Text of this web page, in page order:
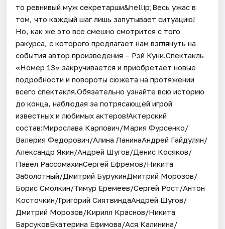
то ревнивый муж секретарши&hellip;Весь ужас в
том, что каждый шаг лишь запутывает ситуацию!
Но, как же это все смешно смотрится с того
ракурса, с которого предлагает нам взглянуть на
события автор произведения – Рэй Куни.Спектакль
«Номер 13» закручивается и приобретает новые
подробности и повороты сюжета на протяжении
всего спектакля.Обязательно узнайте всю историю
до конца, наблюдая за потрясающей игрой
известных и любимых актеров!Актерский
состав:Мирослава Карпович/Мария Фурсенко/
Валерия Федорович/Алина ЛанинаАндрей Гайдулян/
Александр Якин/Андрей Шугов/Денис Косяков/
Павел РассомахинСергей Ефремов/Никита
Заболотный/Дмитрий БурукинДмитрий Морозов/
Борис Смолкин/Тимур Еремеев/Сергей Рост/Антон
Косточкин/Григорий СиятвиндаАндрей Шугов/
Дмитрий Морозов/Кирилл Краснов/Никита
БарсуковЕкатерина Ефимова/Ася Калинина/